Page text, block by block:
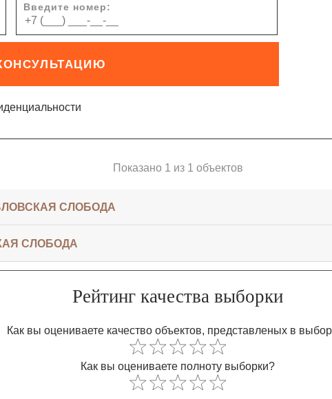
Введите номер:
Показано 1 из 1 объектов
СЛОБОДА
СЛОБОДА
Рейтинг качества выборки
Как вы оцениваете качество объектов, представленых в
Как вы оцениваете полноту выборки?